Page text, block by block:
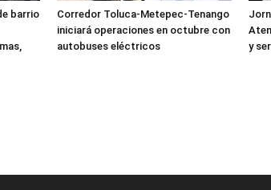
barrio
Corredor Toluca-Metepec-Tenango
iniciará operaciones en octubre con
autobuses eléctricos
y